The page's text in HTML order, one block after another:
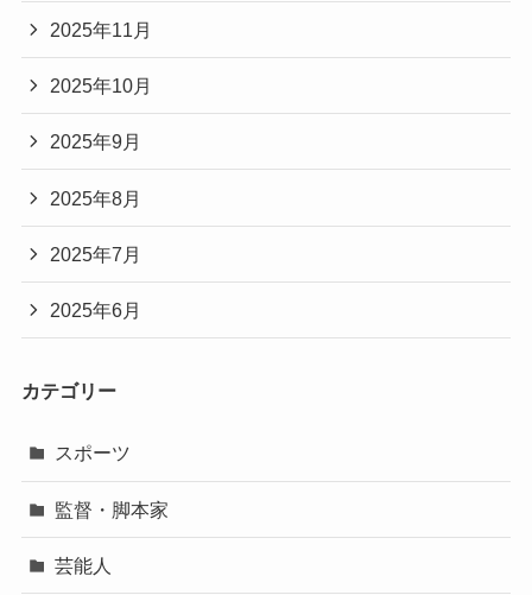
2025年11月
2025年10月
2025年9月
2025年8月
2025年7月
2025年6月
カテゴリー
スポーツ
監督・脚本家
芸能人